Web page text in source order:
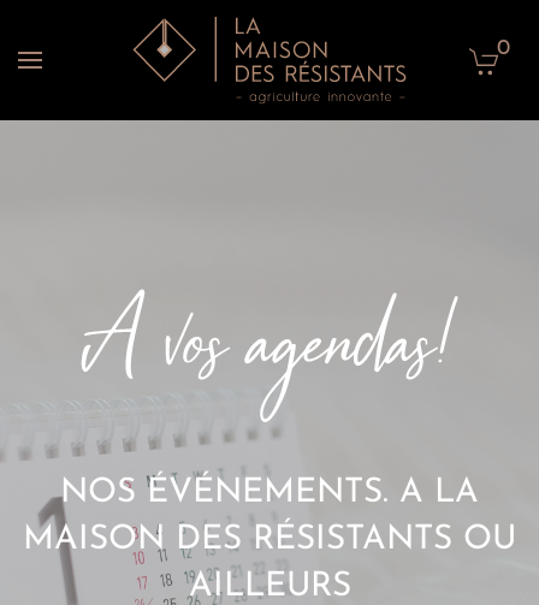
Accéder au contenu principal 0
NOS ÉVÉNEMENTS. A LA
MAISON DES RÉSISTANTS OU
AILLEURS